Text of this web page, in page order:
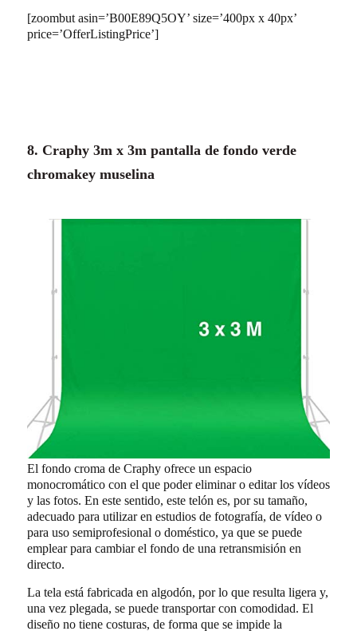
[zoombut asin=’B00E89Q5OY’ size=’400px x 40px’
price=’OfferListingPrice’]
8. Craphy 3m x 3m pantalla de fondo verde
chromakey muselina
El fondo croma de Craphy ofrece un espacio
monocromático con el que poder eliminar o editar los vídeos
y las fotos. En este sentido, este telón es, por su tamaño,
adecuado para utilizar en estudios de fotografía, de vídeo o
para uso semiprofesional o doméstico, ya que se puede
emplear para cambiar el fondo de una retransmisión en
directo.
La tela está fabricada en algodón, por lo que resulta ligera y,
una vez plegada, se puede transportar con comodidad. El
diseño no tiene costuras, de forma que se impide la